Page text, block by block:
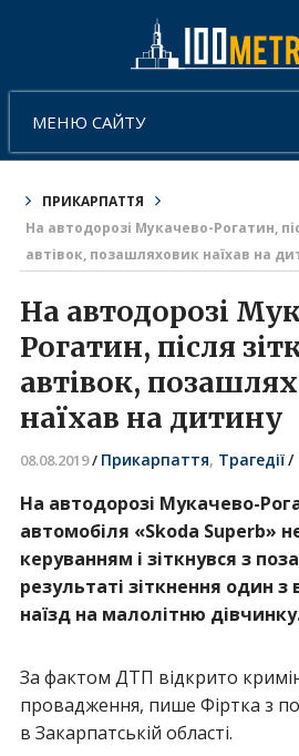
МЕНЮ САЙТУ
ПРИКАРПАТТЯ
На автодорозі Мукачево-Рогатин,
автівок, позашляховик наїхав на
На автодорозі
Рогатин, після
автівок,
наїхав на дитину
08.08.2019/ Прикарпаття, Трагедії/
На автодорозі Мукачево-
автомобіля «Skoda Superb»
керуванням і зіткнувся з
результаті зіткнення один з
наїзд на малолітню
За фактом ДТП відкрито
провадження, пише Фіртка з
в Закарпатській області.